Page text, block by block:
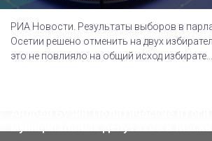
РИА Новости. Результаты выборов в
Осетии решено отменить на двух
это не повлияло на общий исход избирате...